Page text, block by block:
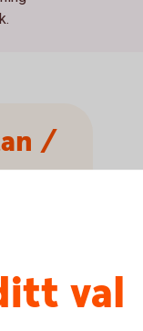
/
val